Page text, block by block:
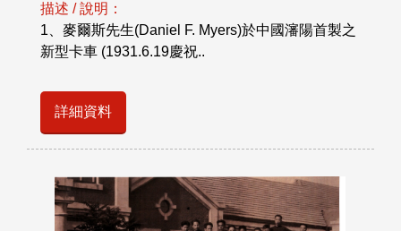
描述 / 說明：
1、麥爾斯先生(Daniel F. Myers)於中國瀋陽首製之
新型卡車 (1931.6.19慶祝..
詳細資料